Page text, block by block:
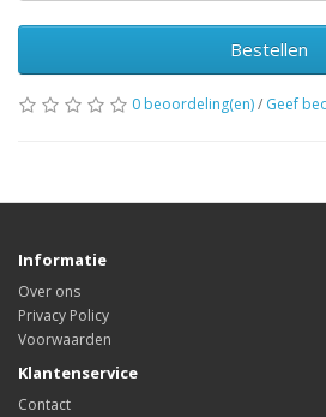
Bestellen
0 beoordeling(en)/ Geef
Informatie
Over ons
Privacy Policy
Voorwaarden
Klantenservice
Contact